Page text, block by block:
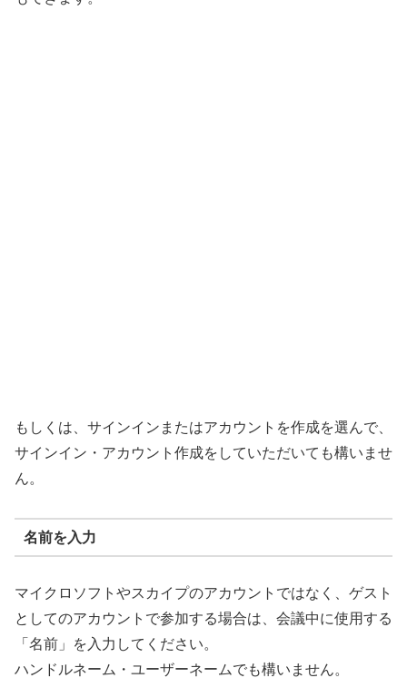
もしくは、サインインまたはアカウントを作成を選んで、
サインイン・アカウント作成をしていただいても構いませ
ん。
名前を入力
マイクロソフトやスカイプのアカウントではなく、ゲスト
としてのアカウントで参加する場合は、会議中に使用する
「名前」を入力してください。
ハンドルネーム・ユーザーネームでも構いません。